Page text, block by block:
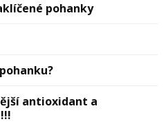
pohanky
antioxidant a